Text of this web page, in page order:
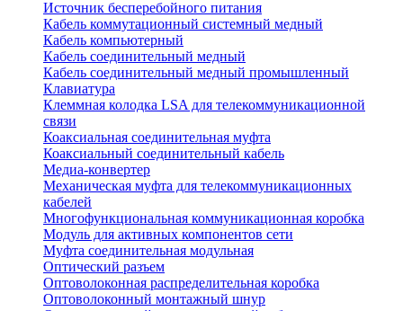
Источник бесперебойного питания
Кабель коммутационный системный медный
Кабель компьютерный
Кабель соединительный медный
Кабель соединительный медный промышленный
Клавиатура
Клеммная колодка LSA для телекоммуникационной
связи
Коаксиальная соединительная муфта
Коаксиальный соединительный кабель
Медиа-конвертер
Механическая муфта для телекоммуникационных
кабелей
Многофункциональная коммуникационная коробка
Модуль для активных компонентов сети
Муфта соединительная модульная
Оптический разъем
Оптоволоконная распределительная коробка
Оптоволоконный монтажный шнур